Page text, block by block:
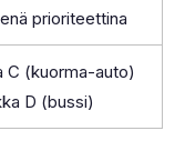
prioriteettina
C (kuorma-auto)
D (bussi)